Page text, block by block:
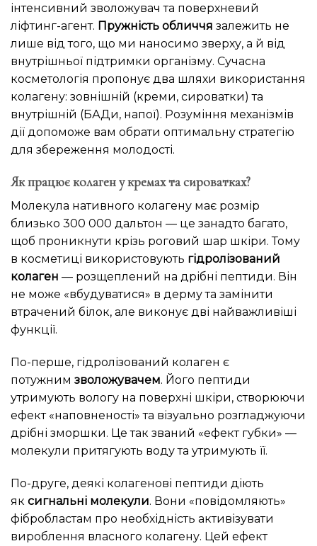
інтенсивний зволожувач та поверхневий
ліфтинг-агент. Пружність обличчя залежить не
лише від того, що ми наносимо зверху, а й від
внутрішньої підтримки організму. Сучасна
косметологія пропонує два шляхи використання
колагену: зовнішній (креми, сироватки) та
внутрішній (БАДи, напої). Розуміння механізмів
дії допоможе вам обрати оптимальну стратегію
для збереження молодості.
Як працює колаген у кремах та сироватках?
Молекула нативного колагену має розмір
близько 300 000 дальтон — це занадто багато,
щоб проникнути крізь роговий шар шкіри. Тому
в косметиці використовують гідролізований
колаген — розщеплений на дрібні пептиди. Він
не може «вбудуватися» в дерму та замінити
втрачений білок, але виконує дві найважливіші
функції.
По-перше, гідролізований колаген є
потужним зволожувачем. Його пептиди
утримують вологу на поверхні шкіри, створюючи
ефект «наповненості» та візуально розгладжуючи
дрібні зморшки. Це так званий «ефект губки» —
молекули притягують воду та утримують її.
По-друге, деякі колагенові пептиди діють
як сигнальні молекули. Вони «повідомляють»
фібробластам про необхідність активізувати
вироблення власного колагену. Цей ефект